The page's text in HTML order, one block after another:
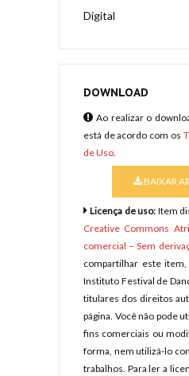
Digital
DOWNLOAD
Ao realizar o
está de acordo com os
de Uso.
BAIXAR
Licença de uso: Item
Creative Commons
comercial – Sem
compartilhar este
Instituto Festival de
titulares dos direitos
página. Você não pode
fins comerciais ou
forma, nem utilizá-lo
trabalhos. Para ler a